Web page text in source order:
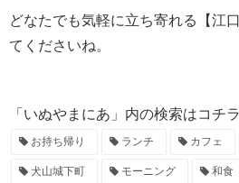
どなたでも気軽に立ち寄れる【江
てくださいね。
「いぬやまにあ」内の検索はコチ
お持ち帰り ランチ カフェ
犬山城下町 モーニング 和食